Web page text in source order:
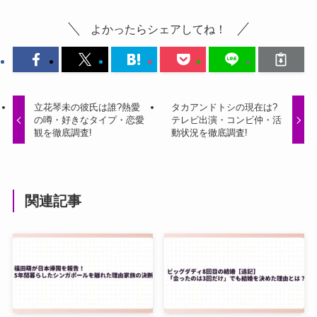
よかったらシェアしてね！
立花琴未の彼氏は誰?熱愛
の噂・好きなタイプ・恋愛
観を徹底調査!
タカアンドトシの現在は?
テレビ出演・コンビ仲・活
動状況を徹底調査!
関連記事